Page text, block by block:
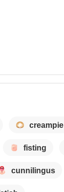
creampie
fisting
cunnilingus